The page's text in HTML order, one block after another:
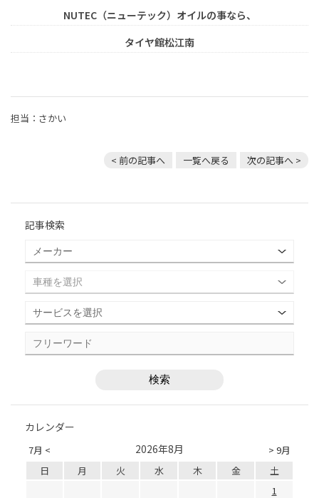
NUTEC（ニューテック）オイルの事なら、
タイヤ館松江南
担当：さかい
< 前の記事へ 一覧へ戻る 次の記事へ >
記事検索
カレンダー
7月 < > 9月
2026年8月
日 月 火 水 木 金
土
1